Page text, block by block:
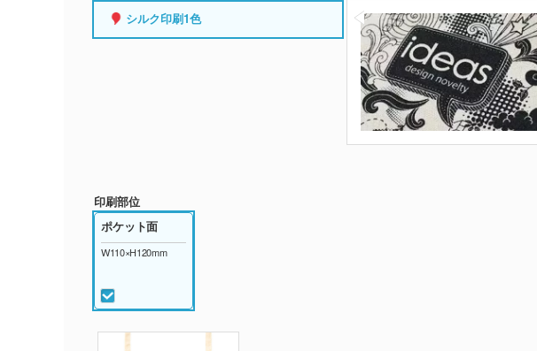
シルク印刷1色
印刷部位
ポケット面
W110×H120mm